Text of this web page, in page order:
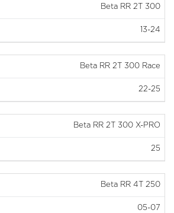
Beta RR 2T 300
13-24
Beta RR 2T 300 Race
22-25
Beta RR 2T 300 X-PRO
25
Beta RR 4T 250
05-07